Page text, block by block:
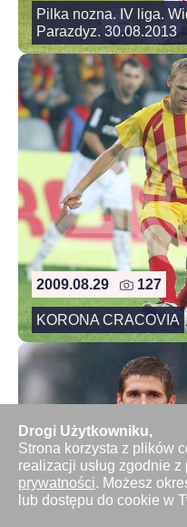
Drogi Użytkowniku,
Strona korzysta z plików
realizacji usług zgodnie z
prywatności. Możesz
lub dostępu do cookie w
Pilka nozna. IV liga.
Parazdyz. 30.08.2013
2009.08.29 127
KORONA CRACOVIA